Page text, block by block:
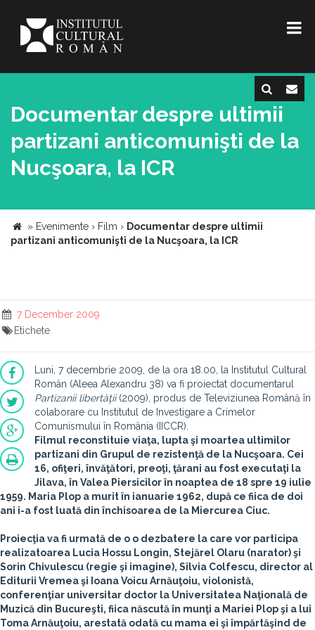
Documentar despre ultimii
partizani anticomunişti de la
Nucşoara, la ICR
» Evenimente › Film › Documentar despre ultimii
partizani anticomunişti de la Nucşoara, la ICR
7 December 2009
Etichete
Luni, 7 decembrie 2009, de la ora 18.00, la Institutul Cultural
Român (Aleea Alexandru 38) va fi proiectat documentarul
Partizanii libertăţii(2009), produs de Televiziunea Română în
colaborare cu Institutul de Investigare a Crimelor
Comunismului în România (IICCR).
Filmul reconstituie viaţa, lupta şi moartea ultimilor
partizani din Grupul de rezistenţă de la Nucşoara. Cei
16, ofiţeri, învăţători, preoţi, ţărani au fost executaţi la
Jilava, în Valea Piersicilor în noaptea de 18 spre 19 iulie
1959. Maria Plop a murit în ianuarie 1962, după ce fiica de doi
ani i-a fost luată din închisoarea de la Miercurea Ciuc.
Proiecţia va fi urmată de o o dezbatere la care vor participa
realizatoarea Lucia Hossu Longin, Stejărel Olaru (narator) şi
Sorin Chivulescu (regie şi imagine), Silvia Colfescu, director al
Editurii Vremea şi Ioana Voicu Arnăuţoiu, violonistă,
conferenţiar universitar doctor la Universitatea Naţională de
Muzică din Bucureşti, fiica născută în munţi a Mariei Plop şi a lui
Toma Arnăuţoiu, arestată odată cu mama ei şi împărtăşind de